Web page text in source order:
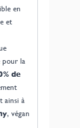
en
et
pour la
de
ainsi à
, végan